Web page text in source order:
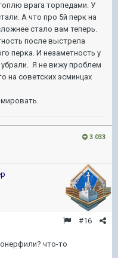
врага торпедами. У
А что про 5й перк на
стало вам теперь.
после выстрела
перка. И незаметность у
Я не вижу проблем
на советских эсминцах
3 033
#16
что-то